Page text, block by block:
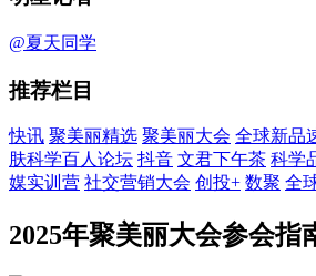
@夏天同学
推荐栏目
快讯 聚美丽精选 聚美丽大会 全球新品
肤科学百人论坛 抖音 文君下午茶 科学
媒实训营 社交营销大会 创投+ 数聚 全
2025年聚美丽大会参会指